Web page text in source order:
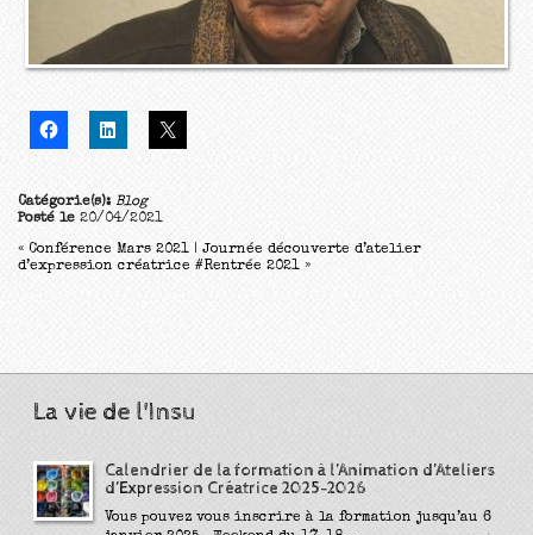
Catégorie(s): Blog
Posté le 20/04/2021
« Conférence Mars 2021 | Journée découverte d’atelier
d’expression créatrice #Rentrée 2021 »
La vie de l'Insu
Calendrier de la formation à l’Animation d’Ateliers
d’Expression Créatrice 2025-2026
Vous pouvez vous inscrire à la formation jusqu’au 6